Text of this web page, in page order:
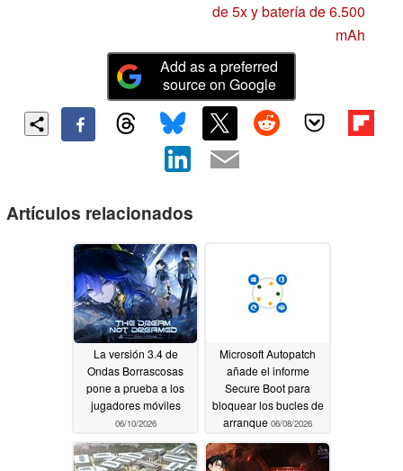
de 5x y batería de 6.500
mAh
Add as a preferred
source on Google
Artículos relacionados
La versión 3.4 de
Ondas Borrascosas
pone a prueba a los
jugadores móviles
06/10/2026
Microsoft Autopatch
añade el informe
Secure Boot para
bloquear los bucles de
arranque 06/08/2026